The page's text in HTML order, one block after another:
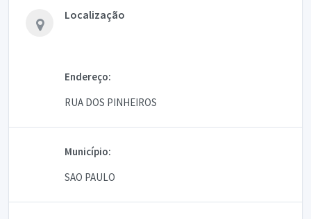
Localização
Endereço:
RUA DOS PINHEIROS
Município:
SAO PAULO